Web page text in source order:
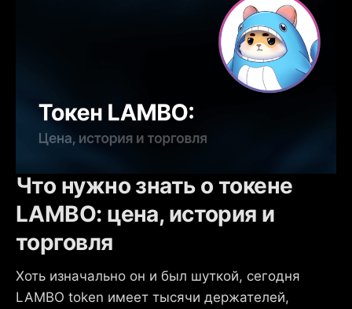
Что нужно знать о токене
LAMBO: цена, история и
торговля
Хоть изначально он и был шуткой, сегодня
LAMBO token имеет тысячи держателей,